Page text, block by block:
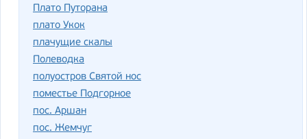
Плато Путорана
плато Укок
плачущие скалы
Полеводка
полуостров Святой нос
поместье Подгорное
пос. Аршан
пос. Жемчуг